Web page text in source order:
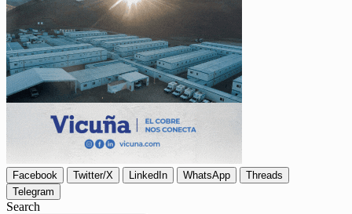
Facebook Twitter/X LinkedIn WhatsApp
Threads
Telegram
Search